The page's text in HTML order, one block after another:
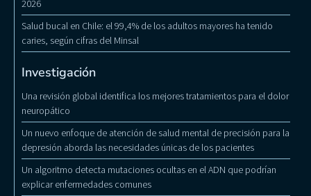
2026
Salud bucal en Chile: el 99,4% de los adultos mayores ha tenido
caries, según cifras del Minsal
Investigación
Una revisión global identifica los mejores tratamientos para el dolor
neuropático
Un nuevo enfoque de atención de salud mental de precisión para la
depresión aborda las necesidades únicas de los pacientes
Un algoritmo detecta mutaciones ocultas en el ADN que podrían
explicar enfermedades comunes